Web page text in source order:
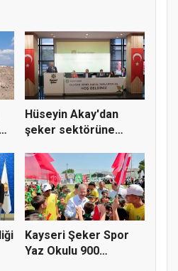
Hüseyin Akay'dan
şeker sektörüne
Kayseri Şeker Spor
Yaz Okulu 900